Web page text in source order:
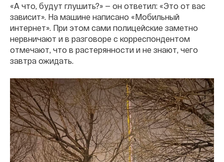
«А что, будут глушить?» — он ответил: «Это от вас
зависит». На машине написано «Мобильный
интернет». При этом сами полицейские заметно
нервничают и в разговоре с корреспондентом
отмечают, что в растерянности и не знают, чего
завтра ожидать.